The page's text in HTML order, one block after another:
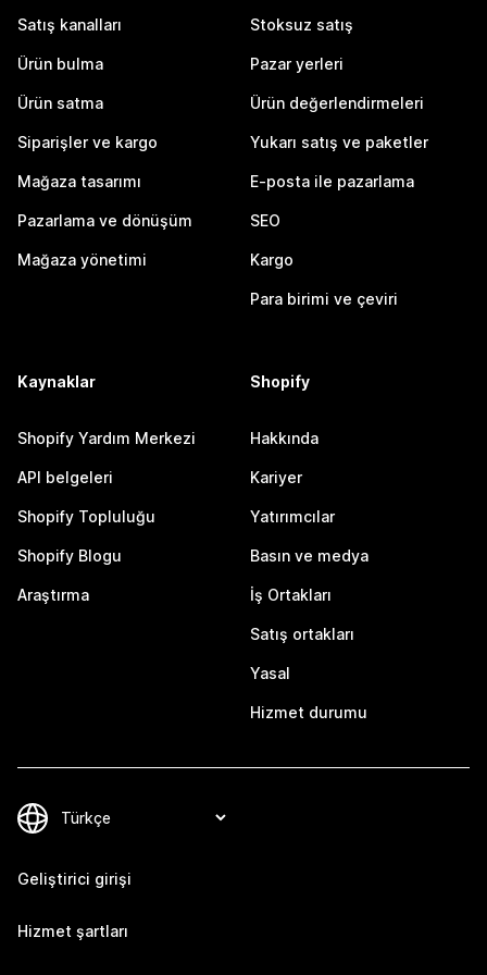
Satış kanalları
Ürün bulma
Ürün satma
Siparişler ve kargo
Mağaza tasarımı
Pazarlama ve dönüşüm
Mağaza yönetimi
Stoksuz satış
Pazar yerleri
Ürün değerlendirmeleri
Yukarı satış ve paketler
E-posta ile pazarlama
SEO
Kargo
Para birimi ve çeviri
Kaynaklar
Shopify Yardım Merkezi
API belgeleri
Shopify Topluluğu
Shopify Blogu
Araştırma
Shopify
Hakkında
Kariyer
Yatırımcılar
Basın ve medya
İş Ortakları
Satış ortakları
Yasal
Hizmet durumu
Geliştirici girişi
Hizmet şartları